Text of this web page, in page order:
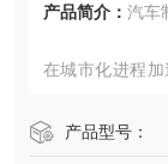
产品简介： 汽车
在城市化进程加
到工业制造基地
产品型号：